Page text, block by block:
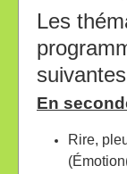
Les
En
Rire,